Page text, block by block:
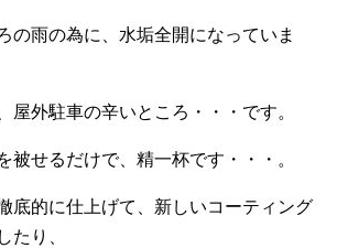
の雨の為に、水垢全開になっていま
屋外駐車の辛いところ・・・です。
被せるだけで、精一杯です・・・。
底的に仕上げて、新しいコーティング
たり、